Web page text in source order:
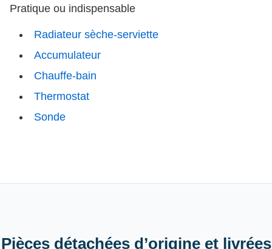
Pratique ou indispensable
Radiateur sèche-serviette
Accumulateur
Chauffe-bain
Thermostat
Sonde
Pièces détachées d’origine et livrées